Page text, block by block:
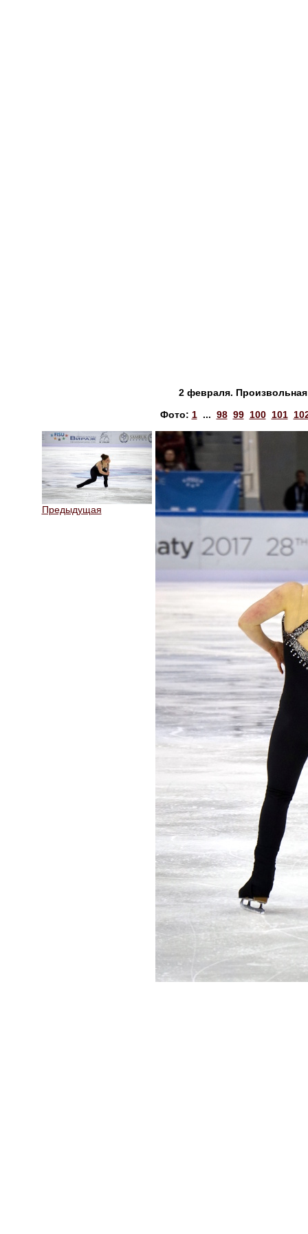
2 февраля.
Фото: 1... 98 99 100 101
Предыдущая